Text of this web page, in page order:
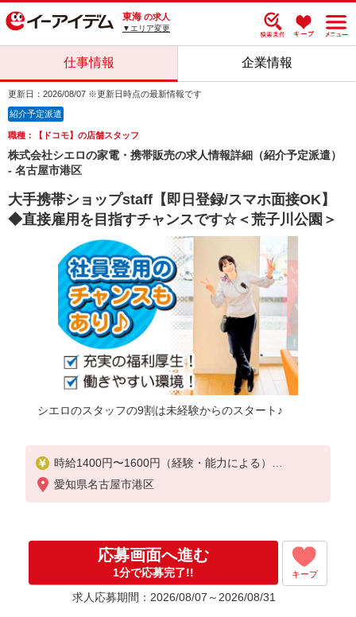
東海 の求人
▼エリア変更
仕事情報 企業情報
更新日：2026/08/07 ※更新日時点の最新情報です
紹介予定派遣
職種：【ドコモ】の店舗スタッフ
株式会社シエロの家電・携帯販売の求人情報詳細（紹介予定派遣）
- 名古屋市港区
大手携帯ショップstaff【即日登録/スマホ面接OK】
◆直接雇用を目指すチャンスです☆＜荒子川公園＞
シエロのスタッフの9割は未経験からのスタート♪
時給1400円〜1600円（経験・能力による）
※残業代支給
★交通費全額支給（規定あり）
入社祝い金10万円支給(規定有)
お友達を紹介頂くと,
インセンティブ支給(規定有)
愛知県名古屋市港区
応募画面へ進む
1分で応募完了!! キープ
求人応募期間：2026/08/07～2026/08/31